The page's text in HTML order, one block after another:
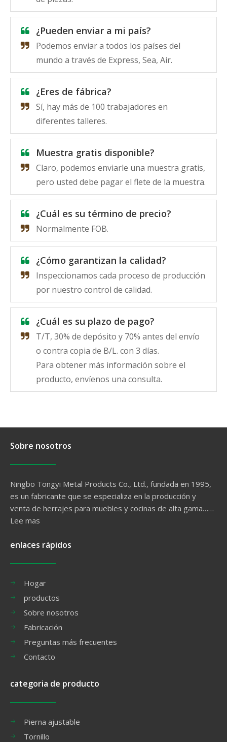
¿Pueden enviar a mi país?
Podemos enviar a todos los países del
mundo a través de Express, Sea, Air.
¿Eres de fábrica?
Sí, hay más de 100 trabajadores en
diferentes talleres.
Muestra gratis disponible?
Claro, podemos enviarle una muestra gratis,
pero usted debe pagar el flete de la muestra.
¿Cuál es su término de precio?
Normalmente FOB.
¿Cómo garantizan la calidad?
Inspeccionamos cada proceso de producción
por nuestro control de calidad.
¿Cuál es su plazo de pago?
T/T, 30% de depósito y 70% antes del envío
o contra copia de B/L. con 3 días.
Para obtener más información sobre el
producto, envíenos una consulta.
Sobre nosotros
Ningbo Tongyi Metal Products Co., Ltd., fundada en 1995,
es un fabricante que se especializa en la producción y
venta de herrajes para muebles y cocinas de alta gama……
Lee mas
enlaces rápidos
Hogar
productos
Sobre nosotros
Fabricación
Preguntas más frecuentes
Contacto
categoria de producto
Pierna ajustable
Tornillo